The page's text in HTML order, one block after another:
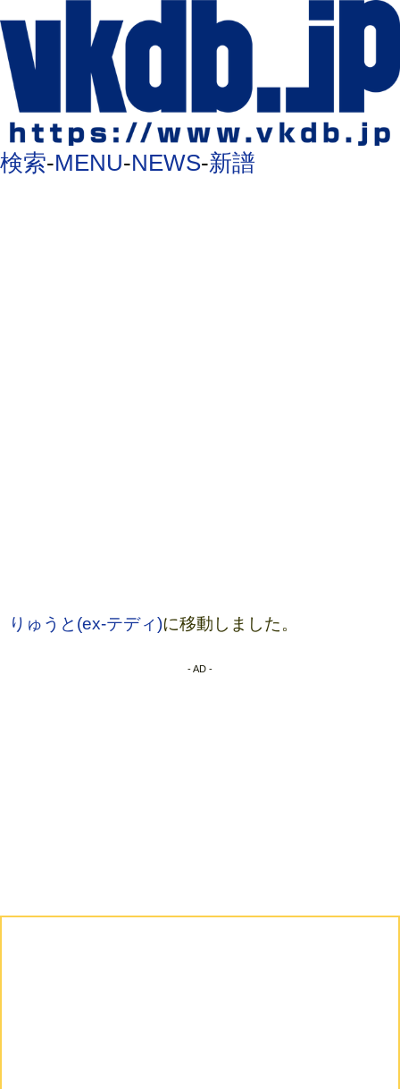
検索-MENU-NEWS-新譜
りゅうと(ex-テディ)に移動しました。
- AD -